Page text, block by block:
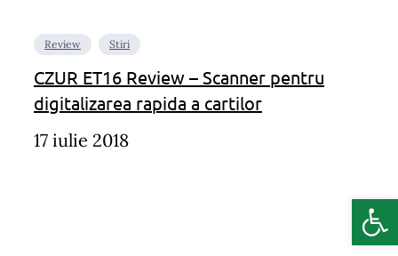
Review Stiri
CZUR ET16 Review – Scanner pentru
digitalizarea rapida a cartilor
17 iulie 2018